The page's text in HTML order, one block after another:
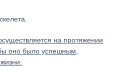
на протяжении
оно было успешным,